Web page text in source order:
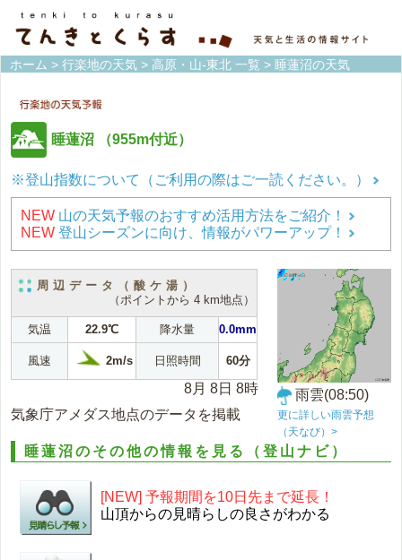
ホーム > 行楽地の天気 > 高原・山-東北 一覧 > 睡蓮沼の天気
睡蓮沼 （955m付近）
※登山指数について（ご利用の際はご一読ください。）
NEW 山の天気予報のおすすめ活用方法をご紹介！
NEW 登山シーズンに向け、情報がパワーアップ！
周辺データ（酸ケ湯）
（ポイントから 4 km地点）
気温 22.9℃ 降水量 0.0mm
風速 2m/s 日照時間 60分
8月 8日 8時
気象庁アメダス地点のデータを掲載
雨雲(08:50)
更に詳しい雨雲予想
（天なび）>
睡蓮沼のその他の情報を見る（登山ナビ）
[NEW] 予報期間を10日先まで延長！
山頂からの見晴らしの良さがわかる